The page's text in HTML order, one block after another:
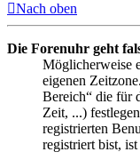
Nach oben
Die Forenuhr geht
Möglicherweise
eigenen
Bereich“ die für
Zeit, ...)
registrierten
registriert bist,